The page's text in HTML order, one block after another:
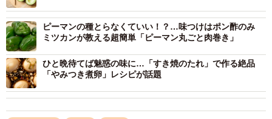
ピーマンの種とらなくていい！？…味つけはポン酢のみ
ミツカンが教える超簡単「ピーマン丸ごと肉巻き」
ひと晩待てば魅惑の味に…「すき焼のたれ」で作る絶品
「やみつき煮卵」レシピが話題